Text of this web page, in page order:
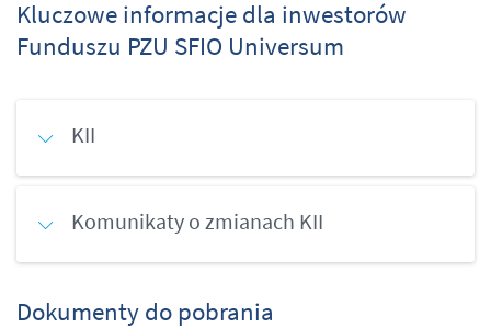
Kluczowe informacje dla inwestorów
Funduszu PZU SFIO Universum
KII
Komunikaty o zmianach KII
Dokumenty do pobrania